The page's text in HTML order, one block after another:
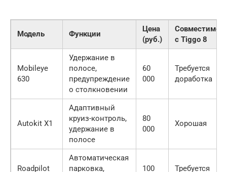
Модель Функции
Цена
(руб.)
с Tiggo 8
Mobileye
630
Удержание в
полосе,
предупреждение
о столкновении
60
000
Требуется
доработка
Autokit X1
Адаптивный
круиз-контроль,
удержание в
полосе
80
000
Хорошая
Roadpilot
Автоматическая
парковка,
100 Требуется